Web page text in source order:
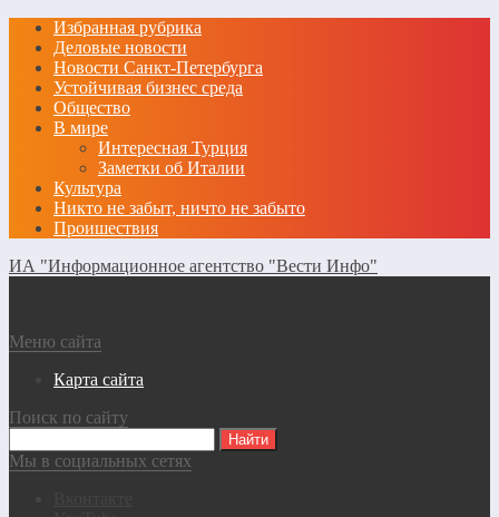
Избранная рубрика
Деловые новости
Новости Санкт-Петербурга
Устойчивая бизнес среда
Общество
В мире
Интересная Турция
Заметки об Италии
Культура
Никто не забыт, ничто не забыто
Проишествия
ИА "Информационное агентство "Вести Инфо"
Меню сайта
Карта сайта
Поиск по сайту
Мы в социальных сетях